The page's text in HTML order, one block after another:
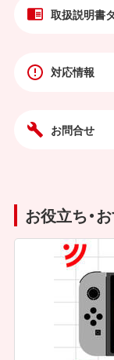
取扱説明書
対応情報
お問合せ
お役立ち・